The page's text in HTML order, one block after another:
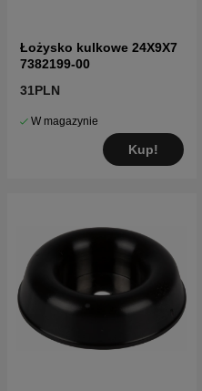
Łożysko kulkowe 24X9X7
7382199-00
31PLN
W magazynie
Kup!